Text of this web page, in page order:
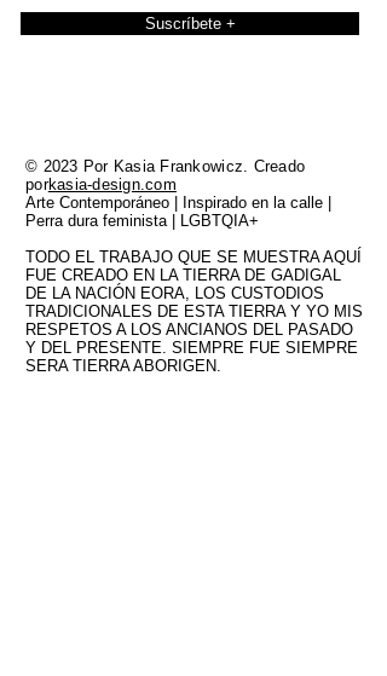
Suscríbete +
© 2023 Por Kasia Frankowicz. Creado
porkasia-design.com
Arte Contemporáneo | Inspirado en la calle |
Perra dura feminista | LGBTQIA+
TODO EL TRABAJO QUE SE MUESTRA AQUÍ
FUE CREADO EN LA TIERRA DE GADIGAL
DE LA NACIÓN EORA, LOS CUSTODIOS
TRADICIONALES DE ESTA TIERRA Y YO MIS
RESPETOS A LOS ANCIANOS DEL PASADO
Y DEL PRESENTE. SIEMPRE FUE SIEMPRE
SERA TIERRA ABORIGEN.